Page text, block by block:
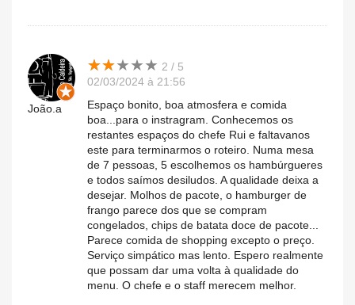
João.a
★★★★★
★★★★★ 2 / 5
02/03/2024 à 21:56
Espaço bonito, boa atmosfera e comida
boa...para o instragram. Conhecemos os
restantes espaços do chefe Rui e faltavanos
este para terminarmos o roteiro. Numa mesa
de 7 pessoas, 5 escolhemos os hambúrgueres
e todos saímos desiludos. A qualidade deixa a
desejar. Molhos de pacote, o hamburger de
frango parece dos que se compram
congelados, chips de batata doce de pacote...
Parece comida de shopping excepto o preço.
Serviço simpático mas lento. Espero realmente
que possam dar uma volta à qualidade do
menu. O chefe e o staff merecem melhor.